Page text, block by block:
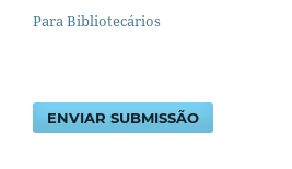
Para Bibliotecários
ENVIAR SUBMISSÃO